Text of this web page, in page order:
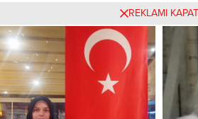
Gösterisi Beytullah KARAKÖSE 18:3
Açılış-Kokteyl 18.00 Sanat Ve
Yorumlar 19.00 Öğr. Gör. Sinan
ÖĞÜT Kapanış 21:00 Arife DÜZ
Ayşe Tümay GÜMÜŞ Ayşegül...
peşine
arayan
misiniz
19
REKLAMI KAPAT